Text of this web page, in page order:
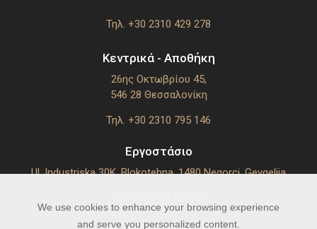
Τηλ. +30 2310 429 278
Κεντρικά - Αποθήκη
26ης Οκτωβρίου 45,
546 28 Θεσσαλoνίκη
Τηλ. +30 2310 795 146
Εργοστάσιο
Ul. Industriska 30K. Blokotehna, 1480 Negorci, Gevgelija
We use cookies to enhance your browsing experience
and serve you personalized content.